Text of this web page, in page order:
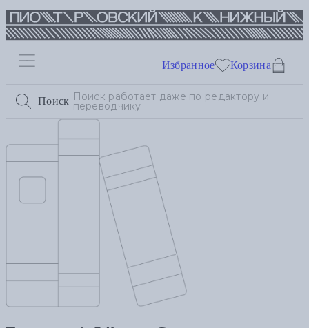
Поиск
Избранное Корзина